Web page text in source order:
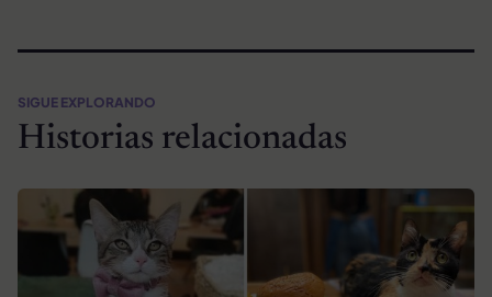
SIGUE EXPLORANDO
Historias relacionadas